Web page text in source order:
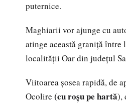
puternice.
Maghiarii vor ajunge cu
atinge această graniță
localității Oar din județul
Viitoarea șosea rapidă, de
Ocolire (cu roșu pe hartă),